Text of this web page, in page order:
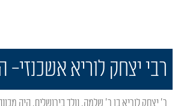
רבי יצחק לוריא אשכנזי-
ר' יצחק לוריא בן ר' שלמה, נולד בירושלים, היה מכונה האר"י הקדוש. לאחר